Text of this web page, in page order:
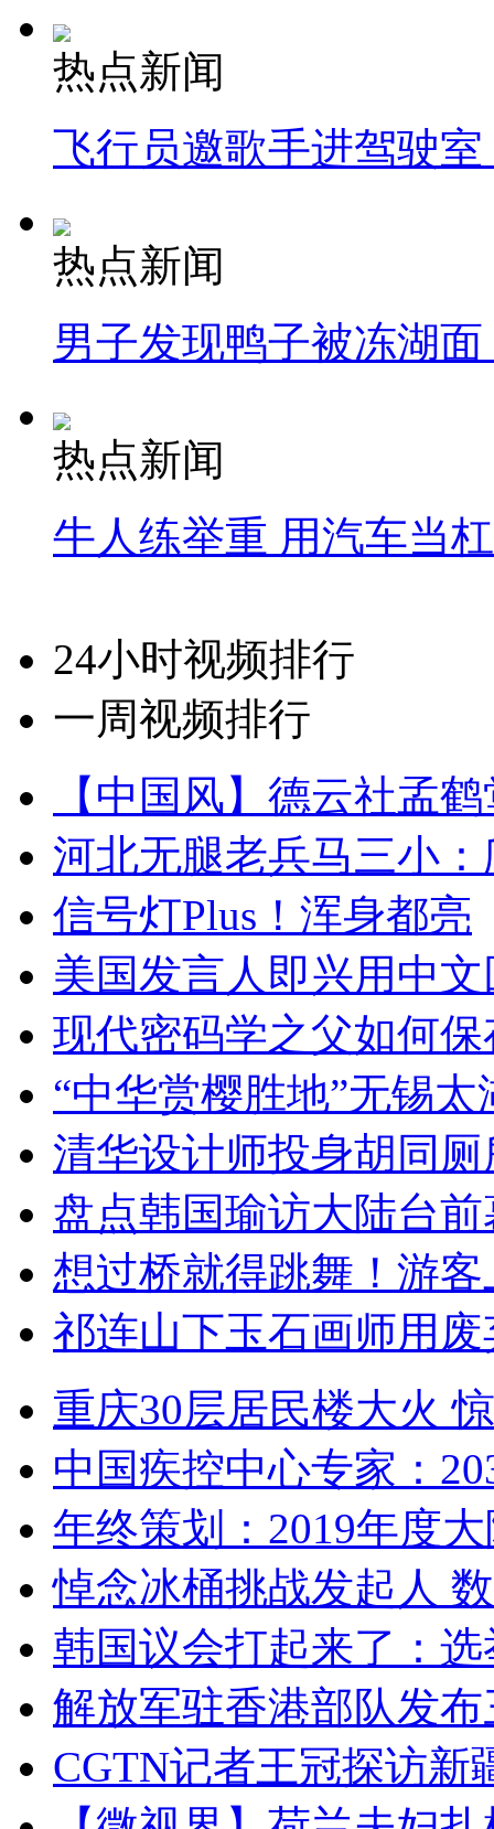
热点新闻
飞行员邀歌手进驾驶
热点新闻
男子发现鸭子被冻湖
热点新闻
牛人练举重 用汽车当
24小时视频排行
一周视频排行
【中国风】德云社孟
河北无腿老兵马三小
信号灯Plus！浑身都亮
美国发言人即兴用中
现代密码学之父如何
“中华赏樱胜地”无锡
清华设计师投身胡同
盘点韩国瑜访大陆台
想过桥就得跳舞！游客
祁连山下玉石画师用
重庆30层居民楼大火
中国疾控中心专家：
年终策划：2019年度
悼念冰桶挑战发起人
韩国议会打起来了：
解放军驻香港部队发
CGTN记者王冠探访新